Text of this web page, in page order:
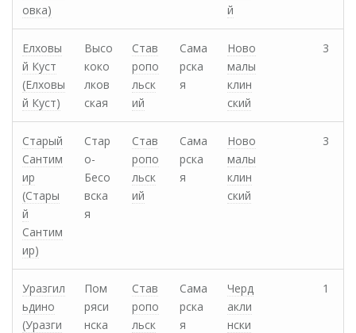
овка)
й
Елховы
й Куст
(Елховы
й Куст)
Высо
коко
лков
ская
Став
ропо
льск
ий
Сама
рска
я
Ново
малы
клин
ский
3
Старый
Сантим
ир
(Стары
й
Сантим
ир)
Стар
о-
Бесо
вска
я
Став
ропо
льск
ий
Сама
рска
я
Ново
малы
клин
ский
3
Уразгил
ьдино
(Уразги
Пом
ряси
нска
Став
ропо
льск
Сама
рска
я
Черд
акли
нски
1